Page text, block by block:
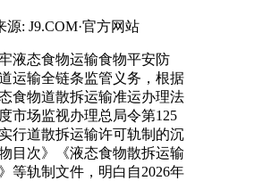
源: J9.COM·官方网站
态食物运输食物平安防
运输全链条监管义务，根据
态食物道散拆运输准运办理法
市场监视办理总局令第125
行道散拆运输许可轨制的沉
目次》《液态食物散拆运输
等轨制文件，明白自2026年